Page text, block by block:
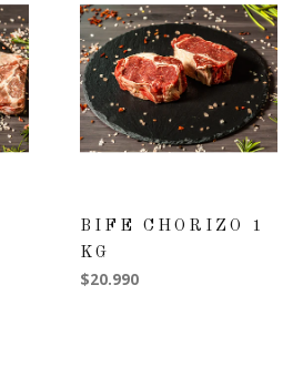
BIFE CHORIZO 1
KG
$20.990